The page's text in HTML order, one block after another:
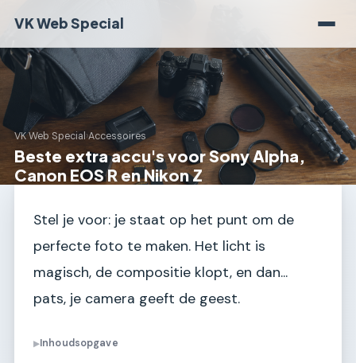
VK Web Special
VK Web Special›Accessoires
Beste extra accu's voor Sony Alpha,
Canon EOS R en Nikon Z
Stel je voor: je staat op het punt om de
perfecte foto te maken. Het licht is
magisch, de compositie klopt, en dan...
pats, je camera geeft de geest.
▶Inhoudsopgave